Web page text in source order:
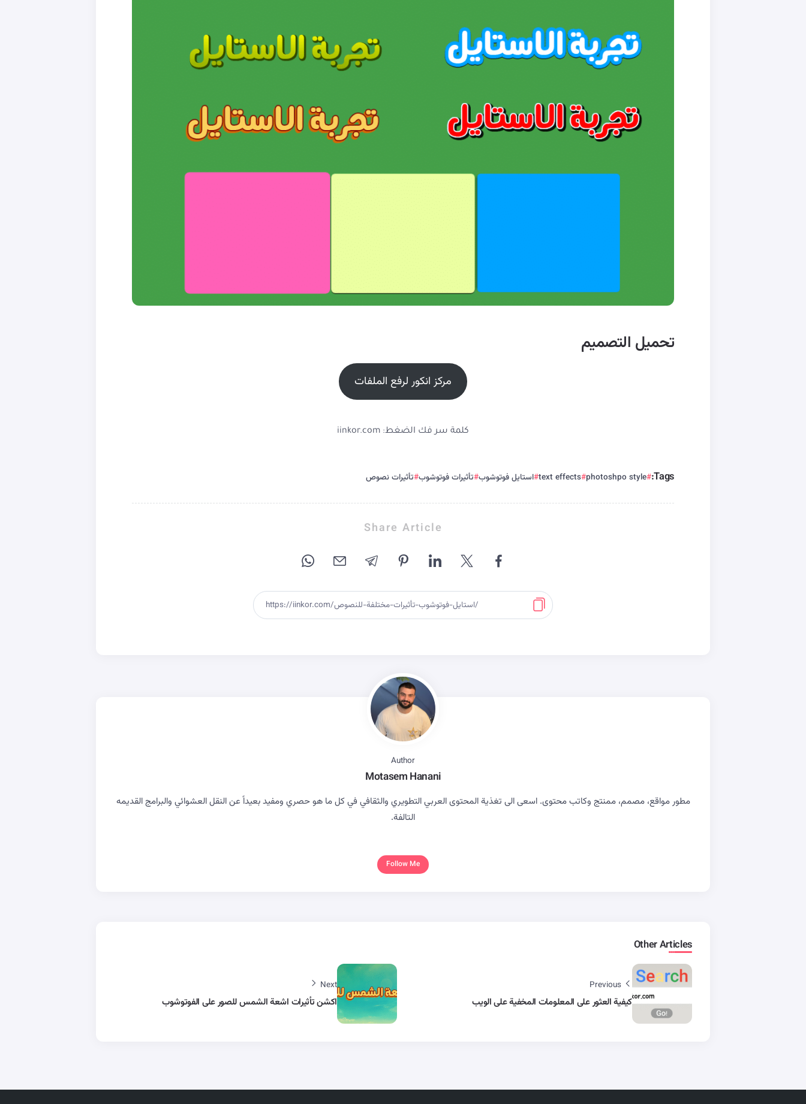
تحميل التصميم
مركز انكور لرفع الملفات
كلمة سر فك الضغط: iinkor.com
Tags:
photoshpo style
text effects استايل فوتوشوب تأثيرات فوتوشوب تأثيرات نصوص
Share Article
Author
Motasem Hanani
مطور مواقع، مصمم، ممنتج وكاتب محتوى. اسعى الى تغذية المحتوى العربي التطويري والثقافي في كل ما هو حصري ومفيد بعيداً عن النقل العشوائي والبرامج القديمه
التالفة.
Follow Me
Other Articles
Previous
كيفية العثور على المعلومات المخفية على الويب
Next
اكشن تأثيرات اشعة الشمس للصور على الفوتوشوب